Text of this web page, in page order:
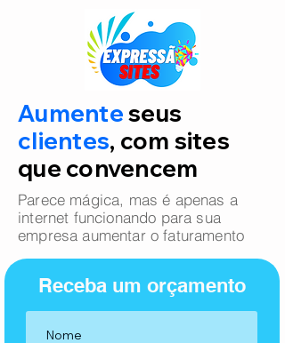
Aumenteseus
clientes, com sites
que convencem
Parece mágica, mas é apenas a
internet funcionando para sua
empresa aumentar o faturamento
Receba um orçamento